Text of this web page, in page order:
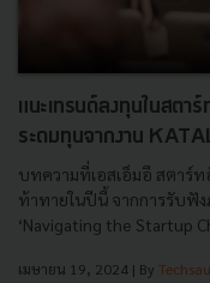
แนะเทรนด์ลงทุนในสตา
ระดมทุนจากงาน
บทความที่เอสเอ็มอี สตาร์
ท้าทายในปีนี้ จากการรับฟังภ
‘Navigating the Startup
เมษายน 19, 2024 | By